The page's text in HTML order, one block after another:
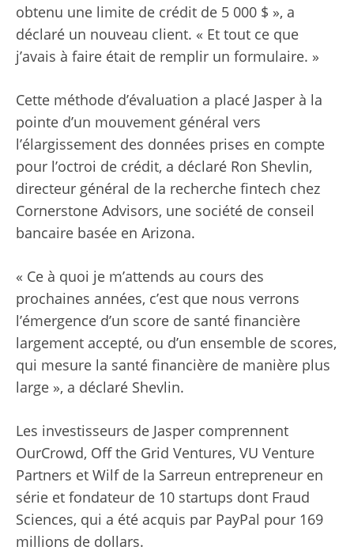
obtenu une limite de crédit de 5 000 $ », a
déclaré un nouveau client. « Et tout ce que
j’avais à faire était de remplir un formulaire. »
Cette méthode d’évaluation a placé Jasper à la
pointe d’un mouvement général vers
l’élargissement des données prises en compte
pour l’octroi de crédit, a déclaré Ron Shevlin,
directeur général de la recherche fintech chez
Cornerstone Advisors, une société de conseil
bancaire basée en Arizona.
« Ce à quoi je m’attends au cours des
prochaines années, c’est que nous verrons
l’émergence d’un score de santé financière
largement accepté, ou d’un ensemble de scores,
qui mesure la santé financière de manière plus
large », a déclaré Shevlin.
Les investisseurs de Jasper comprennent
OurCrowd, Off the Grid Ventures, VU Venture
Partners et Wilf de la Sarreun entrepreneur en
série et fondateur de 10 startups dont Fraud
Sciences, qui a été acquis par PayPal pour 169
millions de dollars.